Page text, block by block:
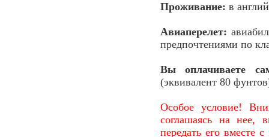
Проживание: в
Авиаперелет:
предпочтениями по
Вы оплачиваете
(эквивалент 80
Особое условие!
соглашаясь на нее,
передать его вместе